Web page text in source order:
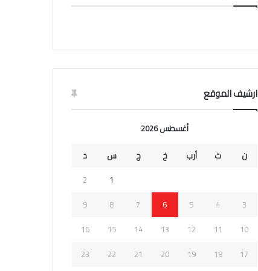
ارشيف الموقع
أغسطس 2026
ن
ث أرب خ ج س
د
1
2
3
4
5
6
7
8
9
10
11
12
13
14
15
16
17
18
19
20
21
22
23